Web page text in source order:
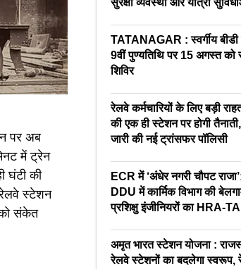
पर अब
में ट्रेन
घंटी की
रेलवे स्टेशन
को संकेत
सुरक्षा व्यवस्था और यात्री
TATANAGAR : स्वर्गीय
9वीं पुण्यतिथि पर 15 अगस्त को
शिविर
रेलवे कर्मचारियों के लिए बड़ी
की एक ही स्टेशन पर होगी
जारी की नई ट्रांसफर पॉलिसी
ECR में ‘अंधेर नगरी चौपट
DDU में कार्मिक विभाग की
प्रशिक्षु इंजीनियरों का HRA-
अमृत भारत स्टेशन योजना :
रेलवे स्टेशनों का बदलेगा स्वरूप,